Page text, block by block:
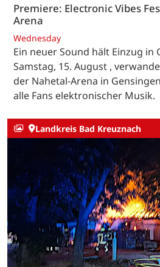
Premiere: Electronic Vibes
Arena
Wednesday
Ein neuer Sound hält Einzug in
Samstag, 15. August ,
der Nahetal-Arena in
alle Fans elektronischer Musik.
Landkreis Bad Kreuznach